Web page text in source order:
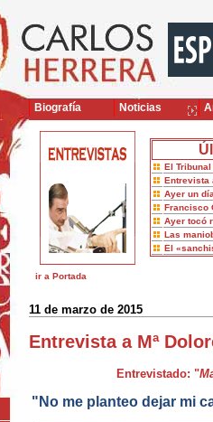
El
Entrevista
Ayer un
Francisco
Ayer tocó
Las
El
ir a Portada
11 de marzo de 2015
Entrevista a Mª
Entrevistado: "
"No me planteo dejar mi
Biografía Noticias